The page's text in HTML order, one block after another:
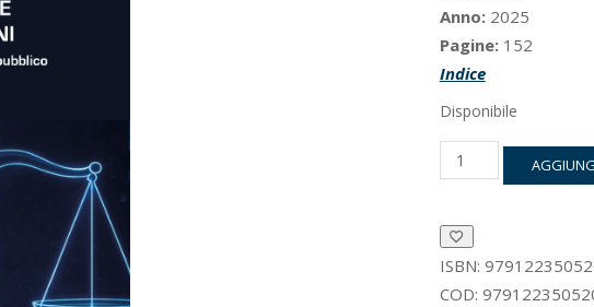
Anno:2025
Pagine: 152
Indice
Disponibile
cybercompliance
amministrazioni
quantità
ISBN:
COD: